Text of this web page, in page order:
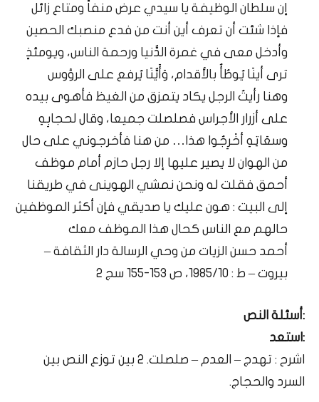
إن سلطان الوظيفة يا سيدي عرض منفاً ومتاع زائل
فإذا شئت أن تعرف أين أنت من فدع منصبك الحصين
وأدخل معى في غمرة الدُّنيا ورحمة الناس، ويومئذٍ
ترى أينَا يُوطُأُ بالأقدام، وَأَيُّنَا يُرفع على الرؤوس
وهنا رأيتُ الرجل يكاد يتمزق من الغيظ فأهوى بيده
على أزرار الأجراس فصلصلت جميعا، وقال لحجابِهِ
وسعَاتِهِ أخْرِجُوا هذا… من هنا فأخرجوني على حال
من الهوان لا يصير عليها إلا رجل حازم أمام موظف
أحمق فقلت له ونحن نمشي الهوينى في طريقنا
إلى البيت : هون عليك يا صديقي فإن أكثر الموظفين
حالهم مع الناس كحال هذا الموظف معك
أحمد حسن الزيات من وحي الرسالة دار الثقافة –
بيروت – ط : 1985/10، ص 153-155 سج 2
:أسئلة النص
:استعد
اشرح : تهدج – العدم – صلصلت. 2 بين توزع النص بين
السرد والحجاج.